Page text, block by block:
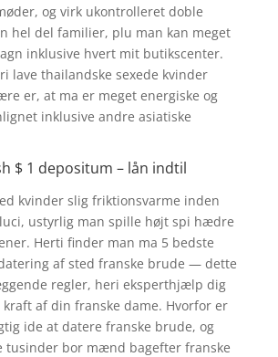
og virk ukontrolleret doble
hel del familier, plu man kan meget
inklusive hvert mit butikscenter.
lave thailandske sexede kvinder
er, at ma er meget energiske og
inklusive andre asiatiske
$ 1 depositum – lån indtil
kvinder slig friktionsvarme inden
ustyrlig man spille højt spi hædre
Herti finder man ma 5 bedste
af sted franske brude — dette
regler, heri eksperthjælp dig
af din franske dame. Hvorfor er
ide at datere franske brude, og
tusinder bor mænd bagefter franske